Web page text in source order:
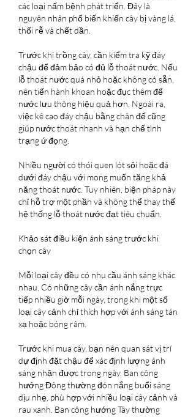
các loại nấm bệnh phát triển. Đây là
nguyên nhân phổ biến khiến cây bị vàng lá,
thối rễ và chết dần.
Trước khi trồng cây, cần kiểm tra kỹ đáy
chậu để đảm bảo có đủ lỗ thoát nước. Nếu
lỗ thoát nước quá nhỏ hoặc không có sẵn,
nên tiến hành khoan hoặc đục thêm để
nước lưu thông hiệu quả hơn. Ngoài ra,
việc kê cao đáy chậu bằng chân đế cũng
giúp nước thoát nhanh và hạn chế tình
trạng ứ đọng.
Nhiều người có thói quen lót sỏi hoặc đá
dưới đáy chậu với mong muốn tăng khả
năng thoát nước. Tuy nhiên, biện pháp này
chỉ hỗ trợ một phần và không thể thay thế
hệ thống lỗ thoát nước đạt tiêu chuẩn.
Khảo sát điều kiện ánh sáng trước khi
chọn cây
Mỗi loại cây đều có nhu cầu ánh sáng khác
nhau. Có những cây cần ánh nắng trực
tiếp nhiều giờ mỗi ngày, trong khi một số
loại cây cảnh chỉ thích hợp với ánh sáng tán
xạ hoặc bóng râm.
Trước khi mua cây, bạn nên quan sát vị trí
dự định đặt chậu để xác định lượng ánh
sáng nhận được trong ngày. Ban công
hướng Đông thường đón nắng buổi sáng
dịu nhẹ, phù hợp với nhiều loại cây cảnh và
rau xanh. Ban công hướng Tây thường